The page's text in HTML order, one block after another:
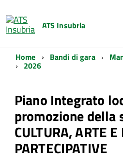
ATS Insubria
Home Bandi di gara
2026
Piano Integrato
promozione della
CULTURA, ARTE
PARTECIPATIVE